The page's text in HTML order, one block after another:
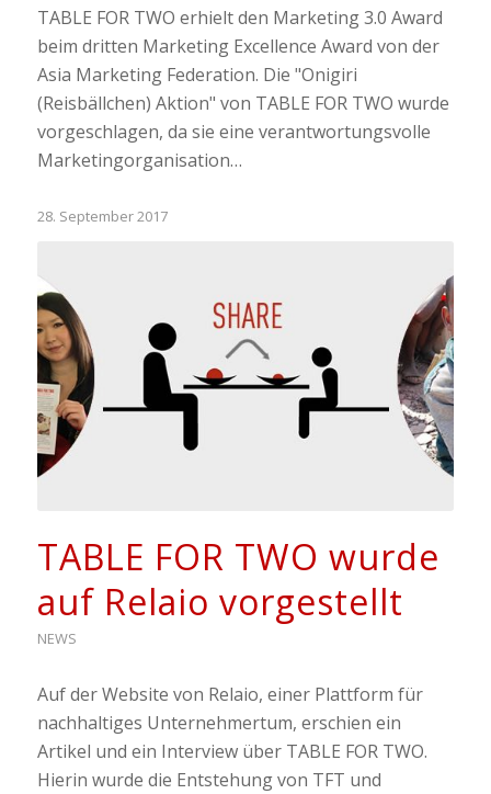
TABLE FOR TWO erhielt den Marketing 3.0 Award
beim dritten Marketing Excellence Award von der
Asia Marketing Federation. Die "Onigiri
(Reisbällchen) Aktion" von TABLE FOR TWO wurde
vorgeschlagen, da sie eine verantwortungsvolle
Marketingorganisation…
28. September 2017
TABLE FOR TWO wurde
auf Relaio vorgestellt
NEWS
Auf der Website von Relaio, einer Plattform für
nachhaltiges Unternehmertum, erschien ein
Artikel und ein Interview über TABLE FOR TWO.
Hierin wurde die Entstehung von TFT und